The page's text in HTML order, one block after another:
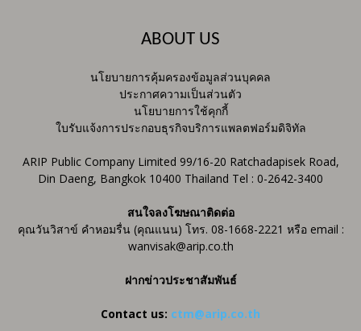
ABOUT US
นโยบายการคุ้มครองข้อมูลส่วนบุคคล
ประกาศความเป็นส่วนตัว
นโยบายการใช้คุกกี้
ใบรับแจ้งการประกอบธุรกิจบริการแพลตฟอร์มดิจิทัล
ARIP Public Company Limited 99/16-20 Ratchadapisek Road,
Din Daeng, Bangkok 10400 Thailand Tel : 0-2642-3400
สนใจลงโฆษณาติดต่อ
คุณวันวิสาข์ คำหอมรื่น (คุณแนน) โทร. 08-1668-2221 หรือ email :
wanvisak@arip.co.th
ฝากข่าวประชาสัมพันธ์
Contact us: ctm@arip.co.th